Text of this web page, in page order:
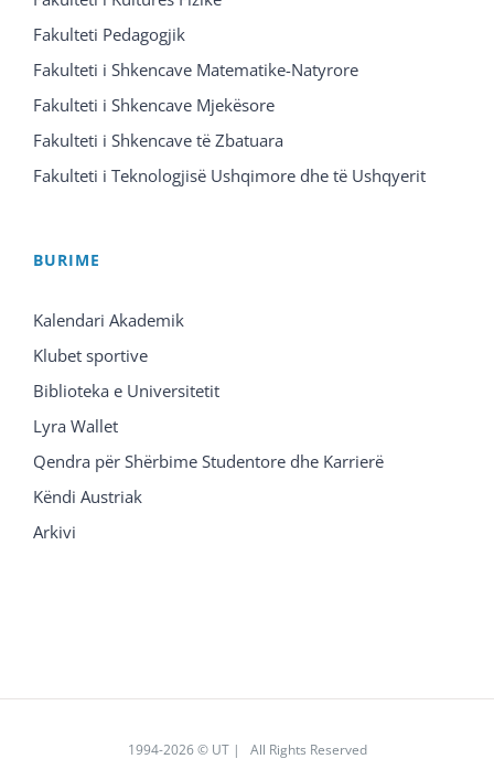
Fakulteti Pedagogjik
Fakulteti i Shkencave Matematike-Natyrore
Fakulteti i Shkencave Mjekësore
Fakulteti i Shkencave të Zbatuara
Fakulteti i Teknologjisë Ushqimore dhe të Ushqyerit
BURIME
Kalendari Akademik
Klubet sportive
Biblioteka e Universitetit
Lyra Wallet
Qendra për Shërbime Studentore dhe Karrierë
Këndi Austriak
Arkivi
1994-2026 © UT | All Rights Reserved